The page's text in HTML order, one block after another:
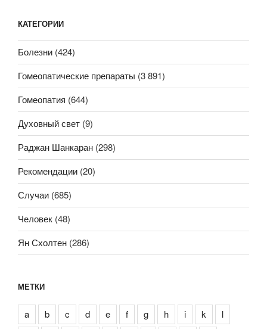
КАТЕГОРИИ
Болезни (424)
Гомеопатические препараты (3 891)
Гомеопатия (644)
Духовный свет (9)
Раджан Шанкаран (298)
Рекомендации (20)
Случаи (685)
Человек (48)
Ян Схолтен (286)
МЕТКИ
a b c d e f g h i k
l